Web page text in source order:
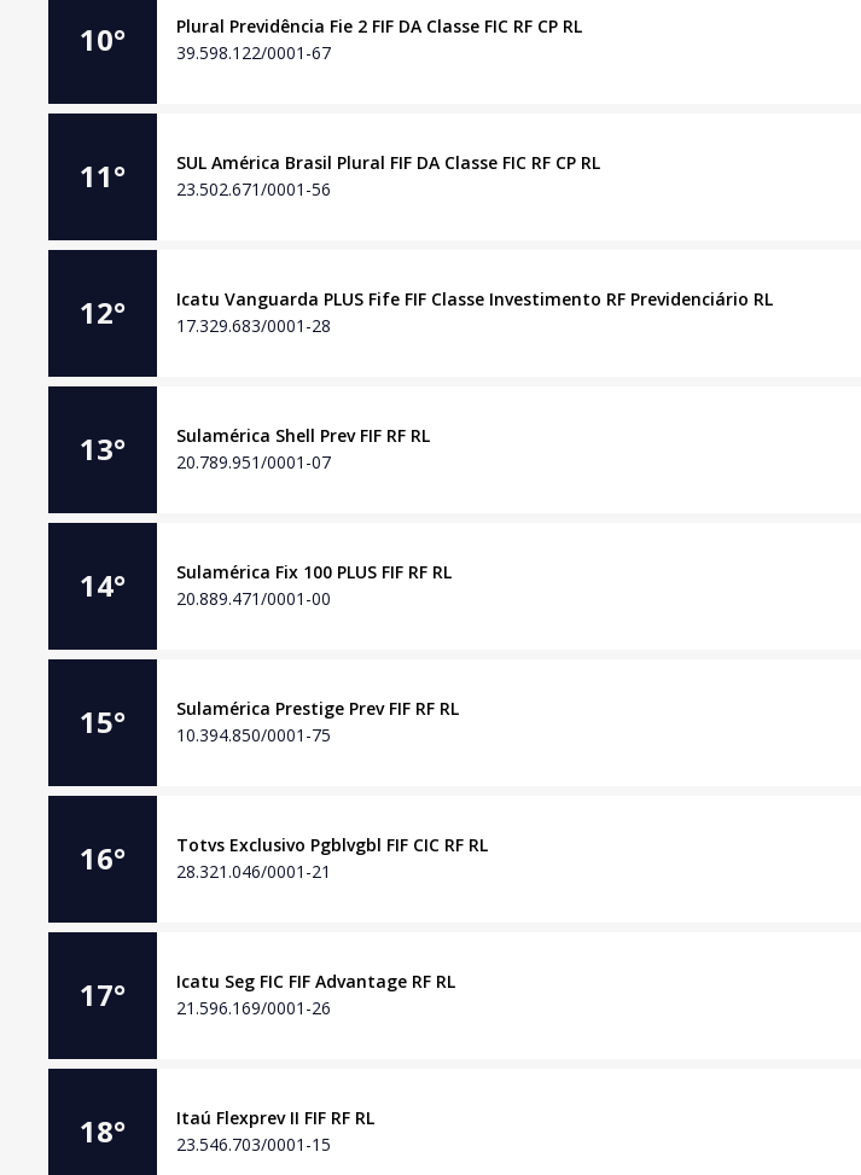
10°
Plural Previdência Fie 2 FIF DA Classe FIC RF CP RL
39.598.122/0001-67
11°
SUL América Brasil Plural FIF DA Classe FIC RF CP RL
23.502.671/0001-56
12°
Icatu Vanguarda PLUS Fife FIF Classe Investimento RF Previdenciário RL
17.329.683/0001-28
13°
Sulamérica Shell Prev FIF RF RL
20.789.951/0001-07
14°
Sulamérica Fix 100 PLUS FIF RF RL
20.889.471/0001-00
15°
Sulamérica Prestige Prev FIF RF RL
10.394.850/0001-75
16°
Totvs Exclusivo Pgblvgbl FIF CIC RF RL
28.321.046/0001-21
17°
Icatu Seg FIC FIF Advantage RF RL
21.596.169/0001-26
18°
Itaú Flexprev II FIF RF RL
23.546.703/0001-15